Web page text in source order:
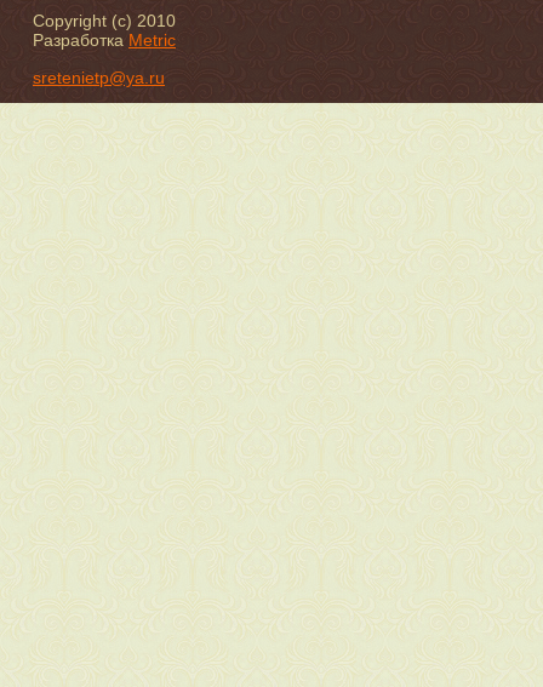
Copyright (c) 2010
Разработка Metric
sretenietp@ya.ru